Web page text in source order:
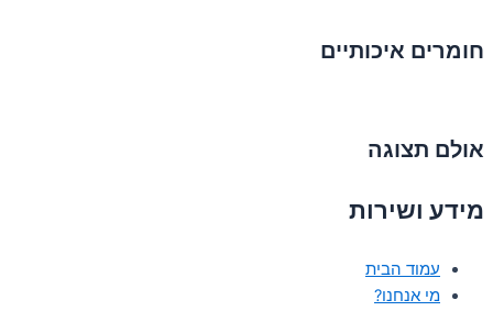
חומרים איכותיים
אולם תצוגה
מידע ושירות
עמוד הבית
מי אנחנו?